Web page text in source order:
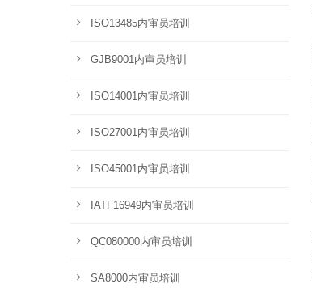
ISO13485内审员培训
GJB9001内审员培训
ISO14001内审员培训
ISO27001内审员培训
ISO45001内审员培训
IATF16949内审员培训
QC080000内审员培训
SA8000内审员培训